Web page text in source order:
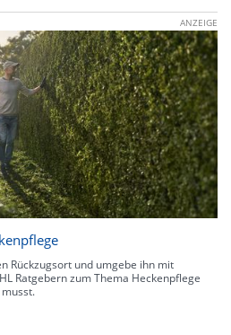
ANZEIGE
Rückzugsort und umgebe ihn mit
Ratgebern zum Thema Heckenpflege